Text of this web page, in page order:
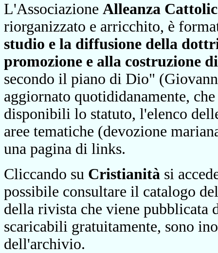
L'Associazione Alleanza
riorganizzato e arricchito, è
studio e la diffusione della
promozione e alla costruzione
secondo il piano di Dio"
aggiornato quotididanamente,
disponibili lo statuto, l'elenco
aree tematiche (devozione
una pagina di links.
Cliccando su Cristianità si
possibile consultare il catalogo
della rivista che viene
scaricabili gratuitamente, sono
dell'archivio.